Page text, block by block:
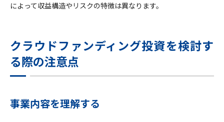
によって収益構造やリスクの特徴は異なります。
クラウドファンディング投資を検討す
る際の注意点
事業内容を理解する